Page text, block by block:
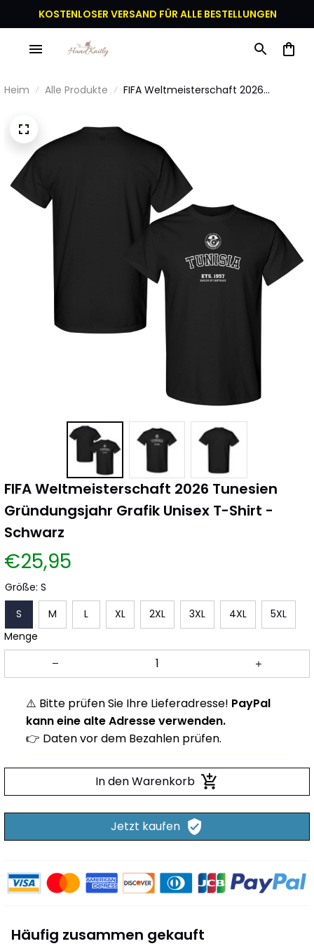
KOSTENLOSER VERSAND FÜR ALLE BESTELLUNGEN
Heim Alle Produkte
FIFA Weltmeisterschaft 2026
FIFA Weltmeisterschaft 2026 Tunesien
Gründungsjahr Grafik Unisex T-Shirt -
Schwarz
€25,95
Größe: S
S
M L XL 2XL 3XL 4XL
5XL
Menge
⚠️ Bitte prüfen Sie Ihre Lieferadresse! PayPal
kann eine alte Adresse verwenden.
👉 Daten vor dem Bezahlen prüfen.
In den Warenkorb
Jetzt kaufen
Häufig zusammen gekauft